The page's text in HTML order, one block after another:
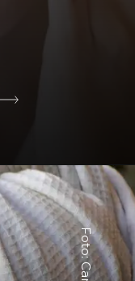
Foto: Canva